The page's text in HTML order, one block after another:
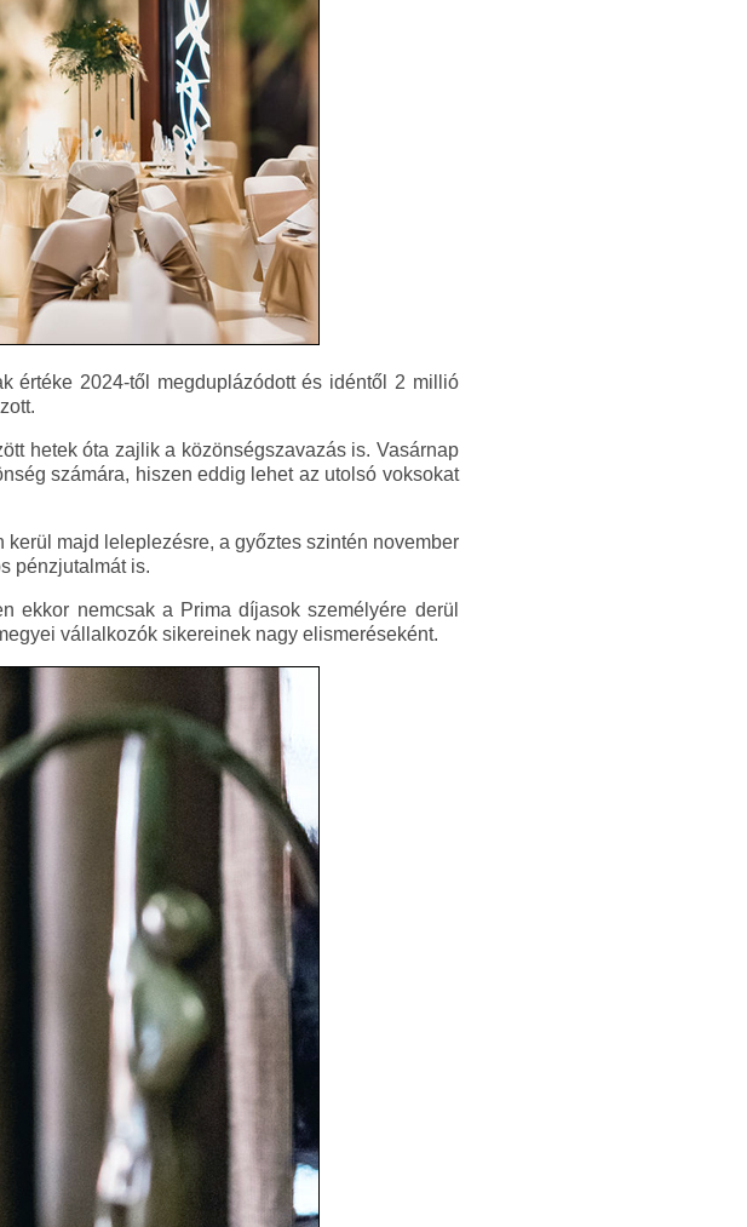
értéke 2024-től megduplázódott és idéntől 2 millió
hetek óta zajlik a közönségszavazás is. Vasárnap
számára, hiszen eddig lehet az utolsó voksokat
majd leleplezésre, a győztes szintén november
pénzjutalmát is.
ekkor nemcsak a Prima díjasok személyére derül
vállalkozók sikereinek nagy elismeréseként.